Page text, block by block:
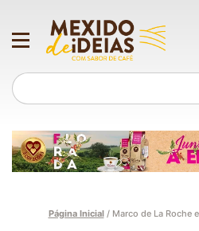
Página Inicial/ Marco de La Roche